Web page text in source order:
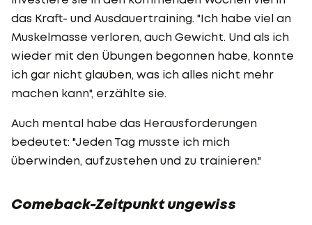
das Kraft- und Ausdauertraining. "Ich habe viel an
Muskelmasse verloren, auch Gewicht. Und als ich
wieder mit den Übungen begonnen habe, konnte
ich gar nicht glauben, was ich alles nicht mehr
machen kann", erzählte sie.
Auch mental habe das Herausforderungen
bedeutet: "Jeden Tag musste ich mich
überwinden, aufzustehen und zu trainieren."
Comeback-Zeitpunkt ungewiss